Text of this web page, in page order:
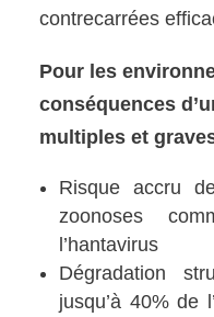
contrecarrées
Pour les
conséquences
multiples et
Risque accru
zoonoses
l’hantavirus
Dégradation
jusqu’à 40% de